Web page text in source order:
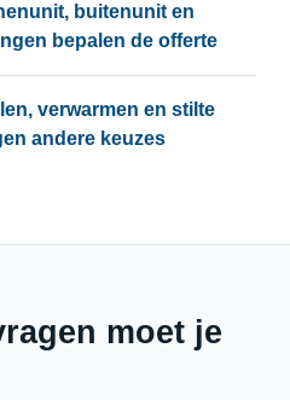
buitenunit en
bepalen de offerte
verwarmen en stilte
andere keuzes
moet je